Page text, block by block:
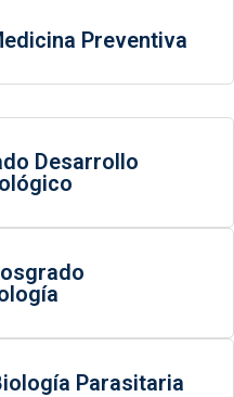
Preventiva
Desarrollo
Parasitaria